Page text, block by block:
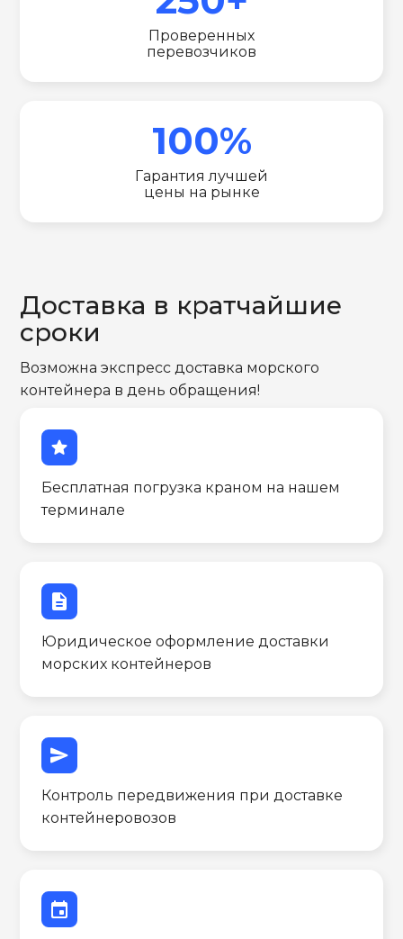
Проверенных
перевозчиков
100%
Гарантия лучшей
цены на рынке
Доставка в кратчайшие
сроки
Возможна экспресс доставка морского
контейнера в день обращения!
star
Бесплатная погрузка краном на нашем
терминале
description
Юридическое оформление доставки
морских контейнеров
send
Контроль передвижения при доставке
контейнеровозов
event